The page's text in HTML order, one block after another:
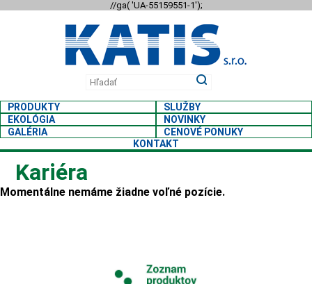
//ga( 'UA-55159551-1');
PRODUKTY
SLUŽBY
EKOLÓGIA
NOVINKY
GALÉRIA
CENOVÉ PONUKY
KONTAKT
Kariéra
Momentálne nemáme žiadne voľné pozície.